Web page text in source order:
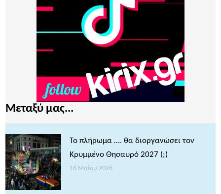
Μεταξύ μας...
Το πλήρωμα …. θα διοργανώσει τον
Κρυμμένο Θησαυρό 2027 (;)
16 Μαΐου 2026